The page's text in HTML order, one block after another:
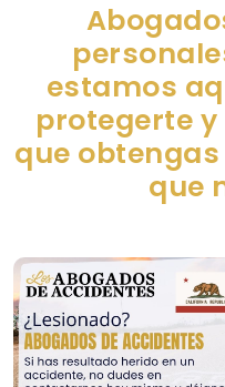
estamos
protegerte
que
que